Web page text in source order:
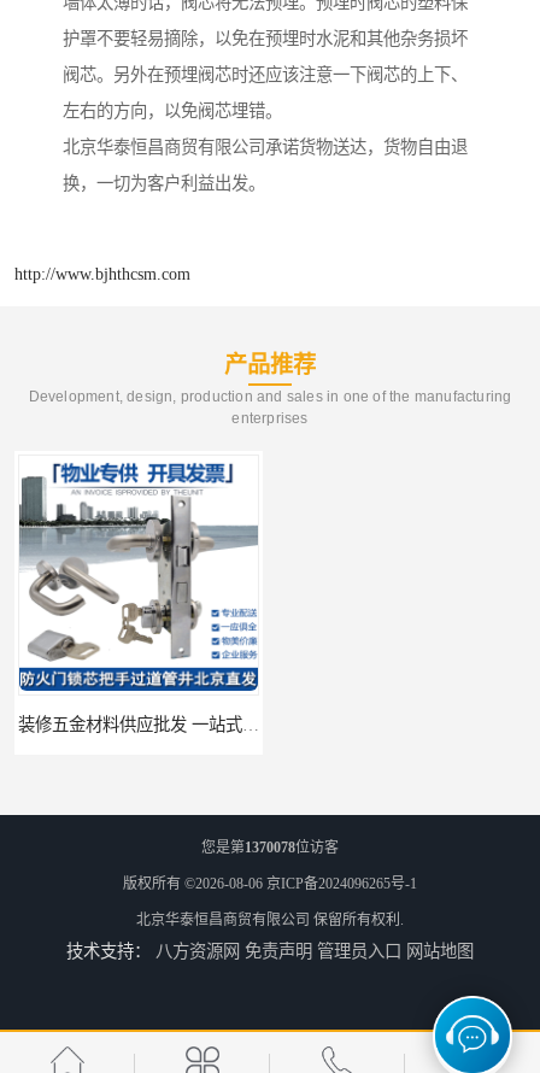
护罩不要轻易摘除，以免在预埋时水泥和其他杂务损坏
阀芯。另外在预埋阀芯时还应该注意一下阀芯的上下、
左右的方向，以免阀芯埋错。
北京华泰恒昌商贸有限公司承诺货物送达，货物自由退
换，一切为客户利益出发。
http://www.bjhthcsm.com
产品推荐
Development, design, production and sales in one of the manufacturing
enterprises
建筑五金材料供应配送 一站式五金材料供应商 脸盆冷热水龙头批发商 水龙头冷热洗脸盆池 全城配送
您是第1370078位访客
版权所有 ©2026-08-06 京ICP备2024096265号-1
北京华泰恒昌商贸有限公司 保留所有权利.
技术支持： 八方资源网 免责声明 管理员入口 网站地图